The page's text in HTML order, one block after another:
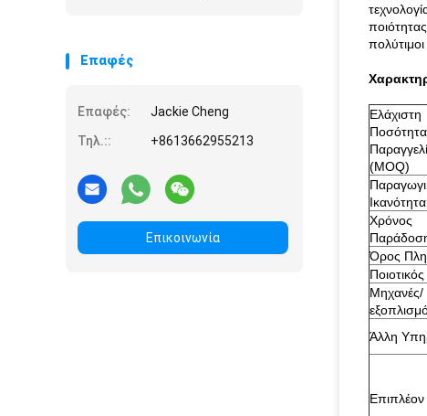
Επαφές
Επαφές:
Jackie Cheng
Τηλ.::
+8613662955213
Επικοινωνία
Ελάχιστη
Ποσότητα
(MOQ)
Ικανότητα
Χρόνος
Όρος
Μηχανές/
Άλλη
Επιπλέον